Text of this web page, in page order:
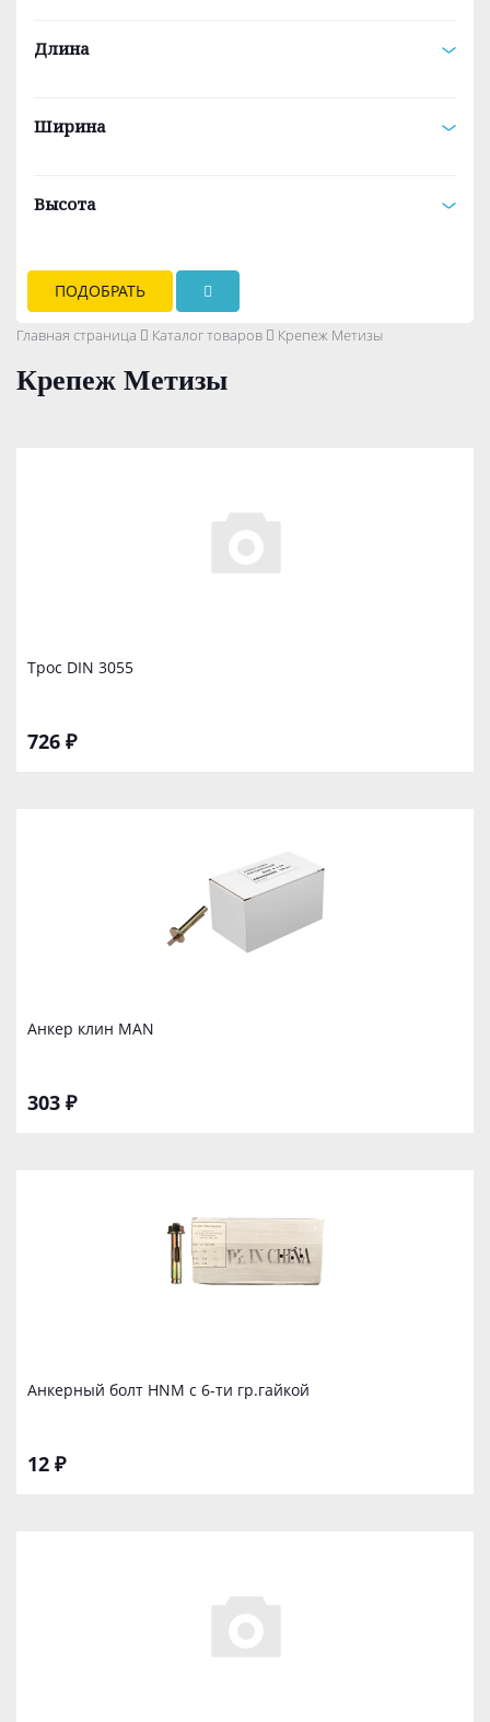
Длина
Ширина
Высота
ПОДОБРАТЬ
Главная страница Каталог товаров Крепеж Метизы
Крепеж Метизы
Tрос DIN 3055
726 ₽
Анкер клин MAN
303 ₽
Анкерный бoлт HNM с 6-ти гр.гайкой
12 ₽